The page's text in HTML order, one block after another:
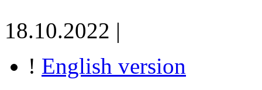
18.10.2022 |
! English version